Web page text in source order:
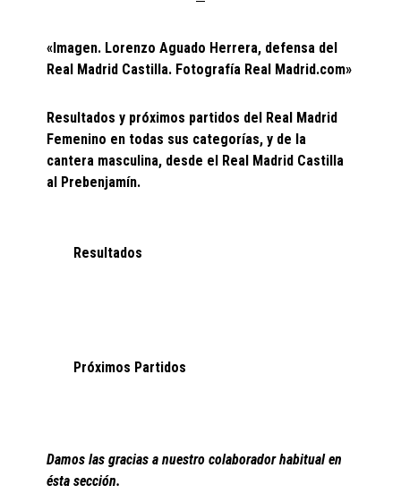
«Imagen. Lorenzo Aguado Herrera, defensa del
Real Madrid Castilla. Fotografía Real Madrid.com»
Resultados y próximos partidos del Real Madrid
Femenino en todas sus categorías, y de la
cantera masculina, desde el Real Madrid Castilla
al Prebenjamín.
Resultados
Próximos Partidos
Damos las gracias a nuestro colaborador habitual en
ésta sección.